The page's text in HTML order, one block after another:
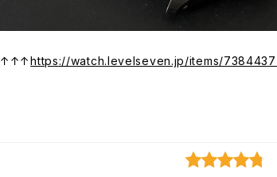
↑↑↑https://watch.levelseven.jp/items/